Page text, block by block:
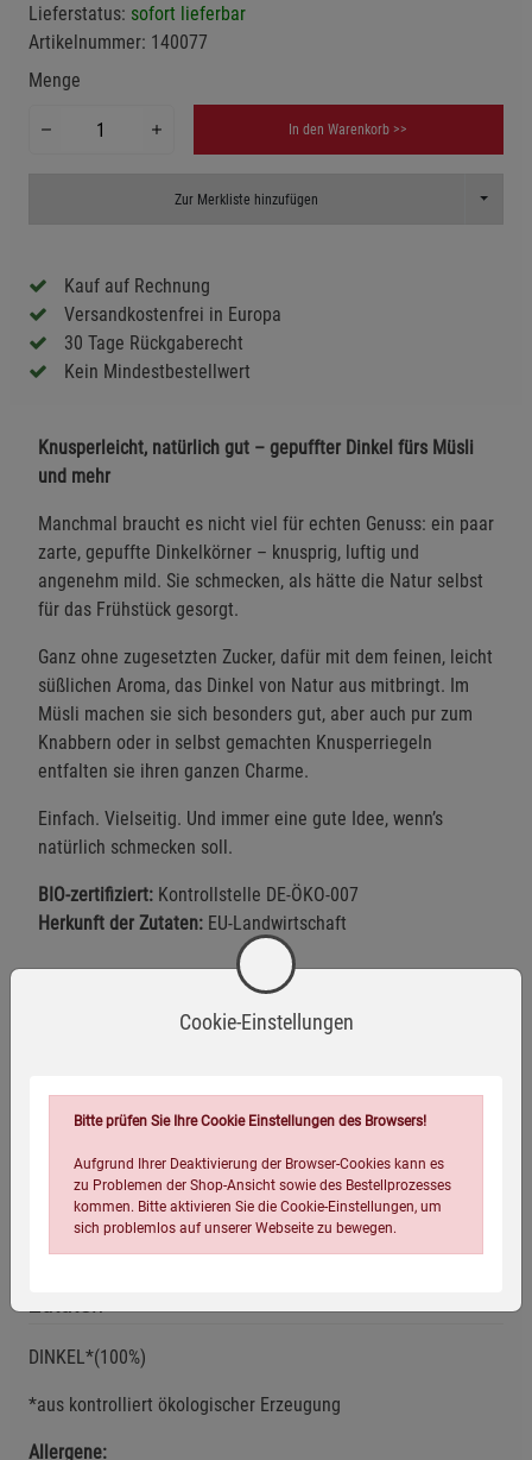
Lieferstatus: sofort lieferbar
Artikelnummer: 140077
Menge
In den Warenkorb >>
Zur Merkliste hinzufügen Toggle
Kauf auf Rechnung
Versandkostenfrei in Europa
30 Tage Rückgaberecht
Kein Mindestbestellwert
Knusperleicht, natürlich gut – gepuffter Dinkel fürs Müsli
und mehr
Manchmal braucht es nicht viel für echten Genuss: ein paar
zarte, gepuffte Dinkelkörner – knusprig, luftig und
angenehm mild. Sie schmecken, als hätte die Natur selbst
für das Frühstück gesorgt.
Ganz ohne zugesetzten Zucker, dafür mit dem feinen, leicht
süßlichen Aroma, das Dinkel von Natur aus mitbringt. Im
Müsli machen sie sich besonders gut, aber auch pur zum
Knabbern oder in selbst gemachten Knusperriegeln
entfalten sie ihren ganzen Charme.
Einfach. Vielseitig. Und immer eine gute Idee, wenn’s
natürlich schmecken soll.
BIO-zertifiziert: Kontrollstelle DE-ÖKO-007
Herkunft der Zutaten: EU-Landwirtschaft
Bio-zertifiziert Laktosefrei
DINKEL*(100%)
*aus kontrolliert ökologischer Erzeugung
Allergene:
Cookie-Einstellungen
Bitte prüfen Sie Ihre Cookie Einstellungen des Browsers!
Aufgrund Ihrer Deaktivierung der Browser-Cookies kann es
zu Problemen der Shop-Ansicht sowie des Bestellprozesses
kommen. Bitte aktivieren Sie die Cookie-Einstellungen, um
sich problemlos auf unserer Webseite zu bewegen.